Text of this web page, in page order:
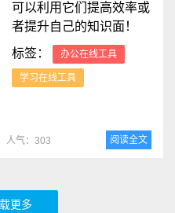
可以利用它们提高效率或
者提升自己的知识面！
标签：
办公在线工具
学习在线工具
人气：303 阅读全文
更多